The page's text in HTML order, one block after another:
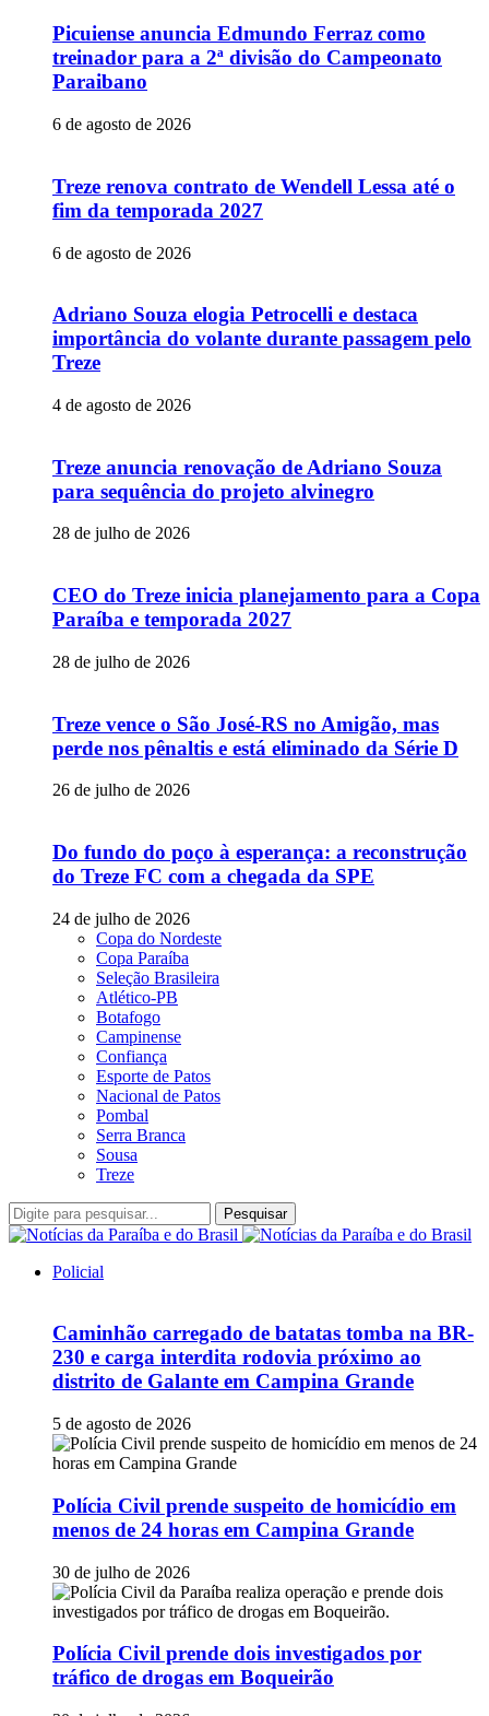
Picuiense anuncia Edmundo Ferraz como
treinador para a 2ª divisão do Campeonato
Paraibano
6 de agosto de 2026
Treze renova contrato de Wendell Lessa até o
fim da temporada 2027
6 de agosto de 2026
Adriano Souza elogia Petrocelli e destaca
importância do volante durante passagem pelo
Treze
4 de agosto de 2026
Treze anuncia renovação de Adriano Souza
para sequência do projeto alvinegro
28 de julho de 2026
CEO do Treze inicia planejamento para a Copa
Paraíba e temporada 2027
28 de julho de 2026
Treze vence o São José-RS no Amigão, mas
perde nos pênaltis e está eliminado da Série D
26 de julho de 2026
Do fundo do poço à esperança: a reconstrução
do Treze FC com a chegada da SPE
24 de julho de 2026
Copa do Nordeste
Copa Paraíba
Seleção Brasileira
Atlético-PB
Botafogo
Campinense
Confiança
Esporte de Patos
Nacional de Patos
Pombal
Serra Branca
Sousa
Treze
Pesquisar
Policial
Caminhão carregado de batatas tomba na BR-
230 e carga interdita rodovia próximo ao
distrito de Galante em Campina Grande
5 de agosto de 2026
Polícia Civil prende suspeito de homicídio em
menos de 24 horas em Campina Grande
30 de julho de 2026
Polícia Civil prende dois investigados por
tráfico de drogas em Boqueirão